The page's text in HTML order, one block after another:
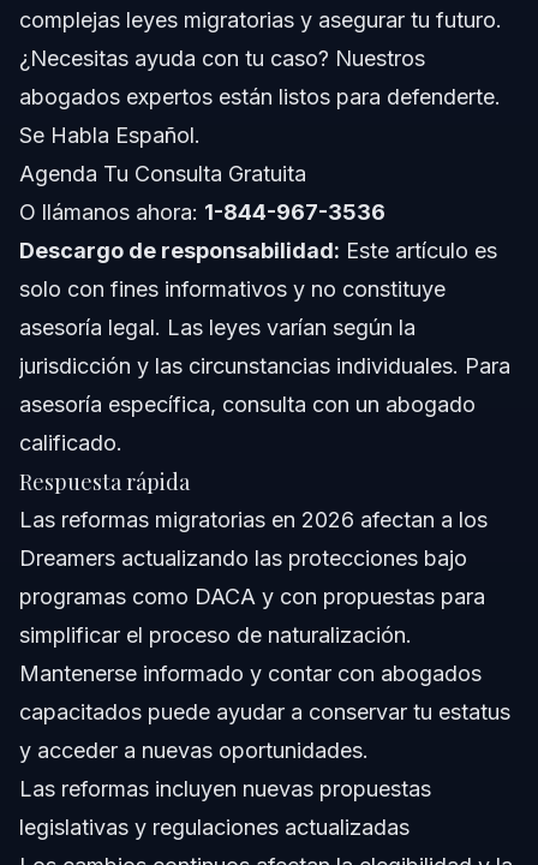
Notas Jurisdiccionales de Carolina del Norte y
Notas sobre Florida
Cuándo Llamar a un Abogado de Inmigración
Inmediatamente
Acerca de Vasquez Law Firm
Confianza y Experiencia del Abogado
Preguntas Frecuentes
¿Cuál es el significado de reforma migratoria?
¿Debo mostrar mi identificación a ICE si me detienen?
¿Cuáles son las nuevas reformas migratorias en 2026?
¿Puede un ciudadano naturalizado ser deportado por un
¿Cómo pueden los Dreamers mantener su estatus bajo
las reformas actuales?
¿Qué documentos son necesarios para solicitar
beneficios migratorios?
¿Cuánto tiempo dura típicamente el proceso legal de
complejas leyes migratorias y asegurar tu futuro.
¿Necesitas ayuda con tu caso? Nuestros
abogados expertos están listos para defenderte.
Se Habla Español.
Agenda Tu Consulta Gratuita
O llámanos ahora: 1-844-967-3536
Descargo de responsabilidad: Este artículo es
solo con fines informativos y no constituye
asesoría legal. Las leyes varían según la
jurisdicción y las circunstancias individuales. Para
asesoría específica, consulta con un abogado
calificado.
Respuesta rápida
Las reformas migratorias en 2026 afectan a los
Dreamers actualizando las protecciones bajo
programas como DACA y con propuestas para
simplificar el proceso de naturalización.
Mantenerse informado y contar con abogados
capacitados puede ayudar a conservar tu estatus
y acceder a nuevas oportunidades.
Las reformas incluyen nuevas propuestas
legislativas y regulaciones actualizadas